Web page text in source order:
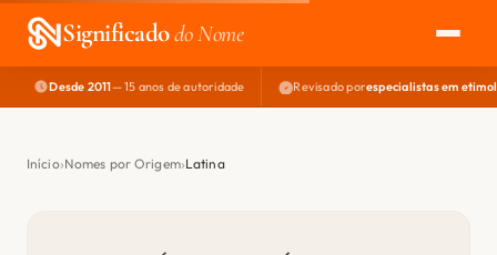
Significadodo Nome
EXPLORAR
NOME PERFEITO
Desde 2011— 15 anos de autoridade Revisado porespecialistas em
Início Nomes por Origem Latina